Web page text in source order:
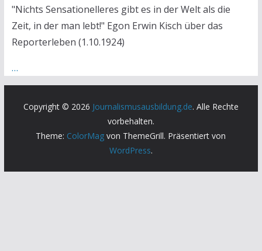
"Nichts Sensationelleres gibt es in der Welt als die
Zeit, in der man lebt!" Egon Erwin Kisch über das
Reporterleben (1.10.1924)
…
Copyright © 2026 Journalismusausbildung.de. Alle Rechte
vorbehalten.
Theme: ColorMag von ThemeGrill. Präsentiert von
WordPress.